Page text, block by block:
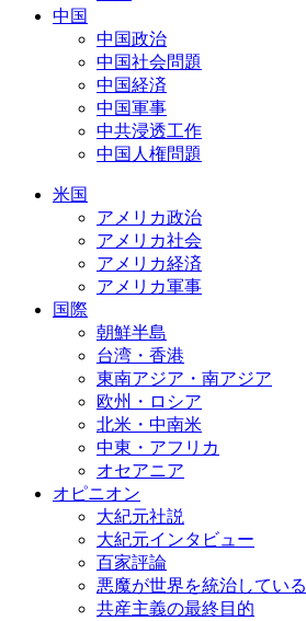
中国
中国政治
中国社会問題
中国経済
中国軍事
中共浸透工作
中国人権問題
米国
アメリカ政治
アメリカ社会
アメリカ経済
アメリカ軍事
国際
朝鮮半島
台湾・香港
東南アジア・南アジア
欧州・ロシア
北米・中南米
中東・アフリカ
オセアニア
オピニオン
大紀元社説
大紀元インタビュー
百家評論
悪魔が世界を統治している
共産主義の最終目的